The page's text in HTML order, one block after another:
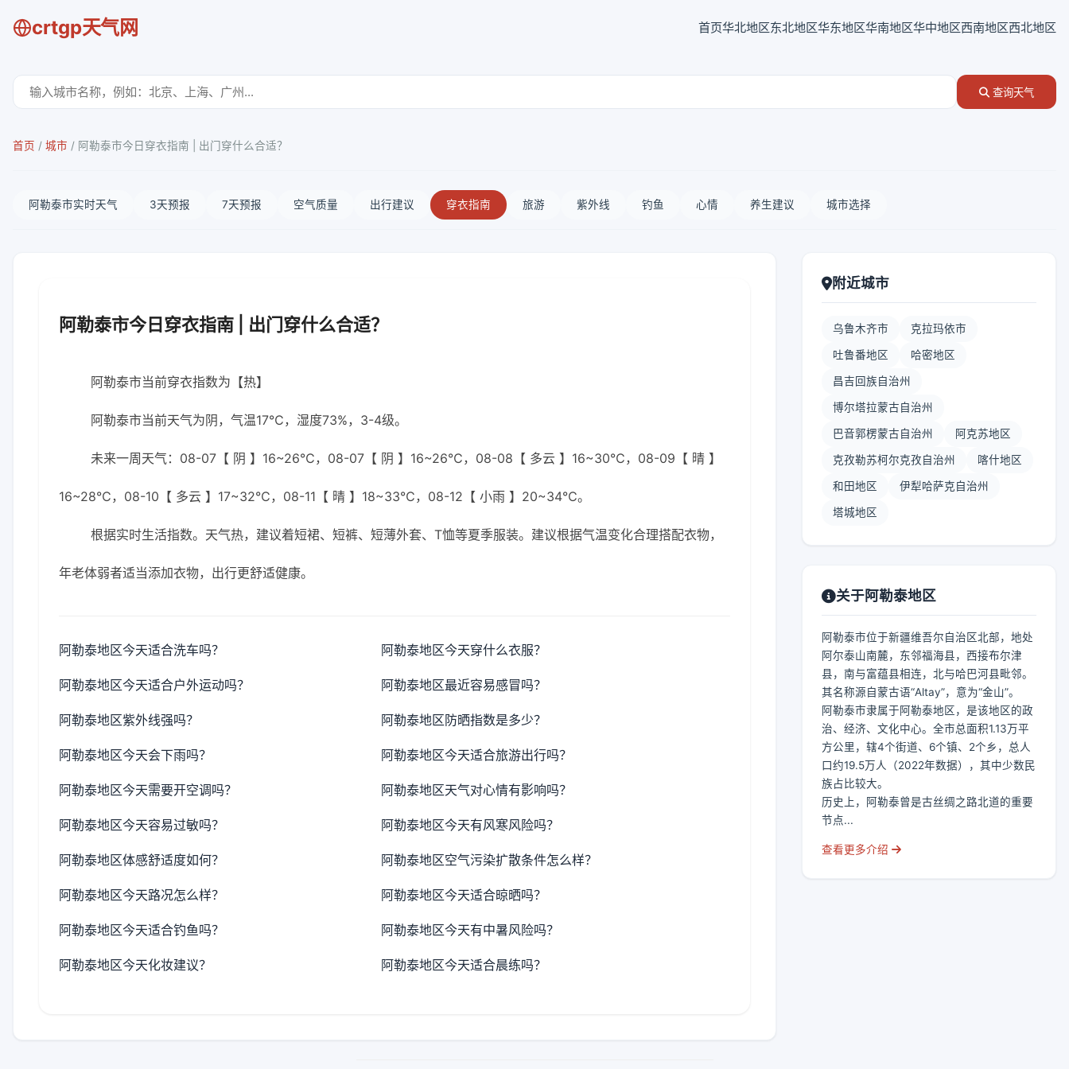
crtgp天气网 首页华北地区东北地区华东地区华南地区华中地区西南地区西北地区
查询天气
首页 / 城市 / 阿勒泰市今日穿衣指南 | 出门穿什么合适？
阿勒泰市实时天气 3天预报 7天预报 空气质量 出行建议 穿衣指南 旅游 紫外线 钓鱼 心情 养生建议 城市选择
阿勒泰市今日穿衣指南 | 出门穿什么合适？
阿勒泰市当前穿衣指数为【热】
阿勒泰市当前天气为阴，气温17℃，湿度73%，3-4级。
未来一周天气：08-07【 阴 】16~26℃，08-07【 阴 】16~26℃，08-08【 多云 】16~30℃，08-09【 晴 】
16~28℃，08-10【 多云 】17~32℃，08-11【 晴 】18~33℃，08-12【 小雨 】20~34℃。
根据实时生活指数。天气热，建议着短裙、短裤、短薄外套、T恤等夏季服装。建议根据气温变化合理搭配衣物，
年老体弱者适当添加衣物，出行更舒适健康。
阿勒泰地区今天适合洗车吗？ 阿勒泰地区今天穿什么衣服？
阿勒泰地区今天适合户外运动吗？ 阿勒泰地区最近容易感冒吗？
阿勒泰地区紫外线强吗？ 阿勒泰地区防晒指数是多少？
阿勒泰地区今天会下雨吗？ 阿勒泰地区今天适合旅游出行吗？
阿勒泰地区今天需要开空调吗？ 阿勒泰地区天气对心情有影响吗？
阿勒泰地区今天容易过敏吗？ 阿勒泰地区今天有风寒风险吗？
阿勒泰地区体感舒适度如何？ 阿勒泰地区空气污染扩散条件怎么样？
阿勒泰地区今天路况怎么样？ 阿勒泰地区今天适合晾晒吗？
阿勒泰地区今天适合钓鱼吗？ 阿勒泰地区今天有中暑风险吗？
阿勒泰地区今天化妆建议？ 阿勒泰地区今天适合晨练吗？
附近城市
乌鲁木齐市 克拉玛依市
吐鲁番地区 哈密地区
昌吉回族自治州
博尔塔拉蒙古自治州
巴音郭楞蒙古自治州 阿克苏地区
克孜勒苏柯尔克孜自治州 喀什地区
和田地区 伊犁哈萨克自治州
塔城地区
关于阿勒泰地区
阿勒泰市位于新疆维吾尔自治区北部，地处
阿尔泰山南麓，东邻福海县，西接布尔津
县，南与富蕴县相连，北与哈巴河县毗邻。
其名称源自蒙古语“Altay”，意为“金山”。
阿勒泰市隶属于阿勒泰地区，是该地区的政
治、经济、文化中心。全市总面积1.13万平
方公里，辖4个街道、6个镇、2个乡，总人
口约19.5万人（2022年数据），其中少数民
族占比较大。
历史上，阿勒泰曾是古丝绸之路北道的重要
节点...
查看更多介绍